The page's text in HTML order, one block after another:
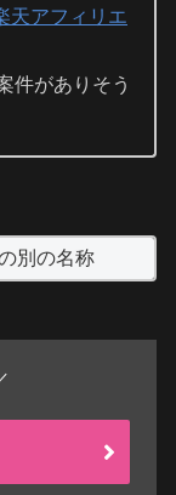
天アフィリエ
件がありそう
別の名称